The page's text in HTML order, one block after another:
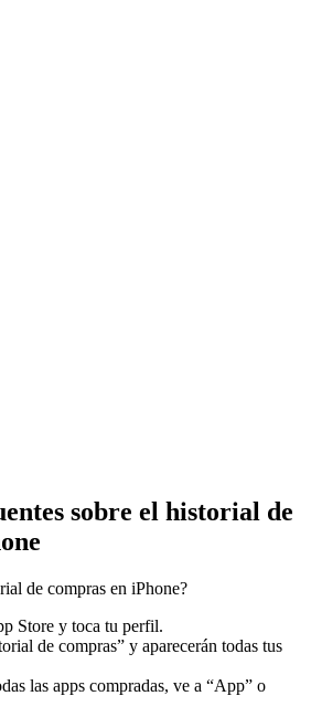
sobre el historial de
de compras en iPhone?
Store y toca tu perfil.
de compras” y aparecerán todas tus
las apps compradas, ve a “App” o